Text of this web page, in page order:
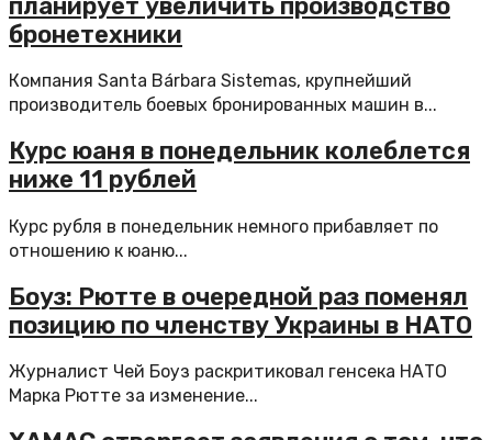
бронетехники
Компания Santa Bárbara Sistemas, крупнейший
производитель боевых бронированных машин в...
Курс юаня в понедельник колеблется
ниже 11 рублей
Курс рубля в понедельник немного прибавляет по
отношению к юаню...
Боуз: Рютте в очередной раз поменял
позицию по членству Украины в НАТО
Журналист Чей Боуз раскритиковал генсека НАТО
Марка Рютте за изменение...